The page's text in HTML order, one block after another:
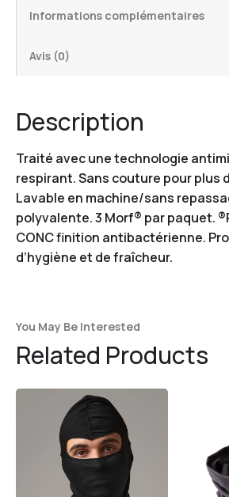
Informations complémentaires
Avis (0)
Description
Traité avec une technologie
respirant. Sans couture pour plus
Lavable en machine/sans
polyvalente. 3 Morf® par paquet.
CONC finition antibactérienne.
d’hygiène et de fraîcheur.
You May Be Interested
Related Products